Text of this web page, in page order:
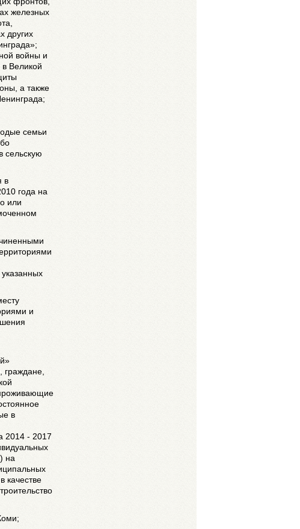
железных
других
войны и
Великой
а также
семьи
сельскую
в
года на
или
и
в
2014 - 2017
на
качестве